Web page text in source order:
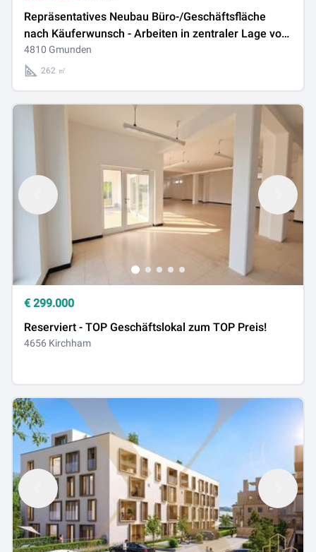
Repräsentatives Neubau Büro-/Geschäftsfläche
nach Käuferwunsch - Arbeiten in zentraler Lage von
Gmunden!
4810 Gmunden
262 ㎡
€ 299.000
Reserviert - TOP Geschäftslokal zum TOP Preis!
4656 Kirchham